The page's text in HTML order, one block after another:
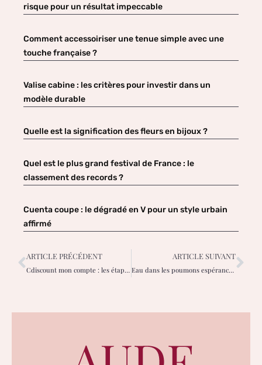
risque pour un résultat impeccable
Comment accessoiriser une tenue simple avec une
touche française ?
Valise cabine : les critères pour investir dans un
modèle durable
Quelle est la signification des fleurs en bijoux ?
Quel est le plus grand festival de France : le
classement des records ?
Cuenta coupe : le dégradé en V pour un style urbain
affirmé
ARTICLE PRÉCÉDENT
Cdiscount mon compte : les étapes pour accéder à votre espace client sécurisé
ARTICLE SUIVANT
Eau dans les poumons espérance de vie : les chances de survie réelles ?